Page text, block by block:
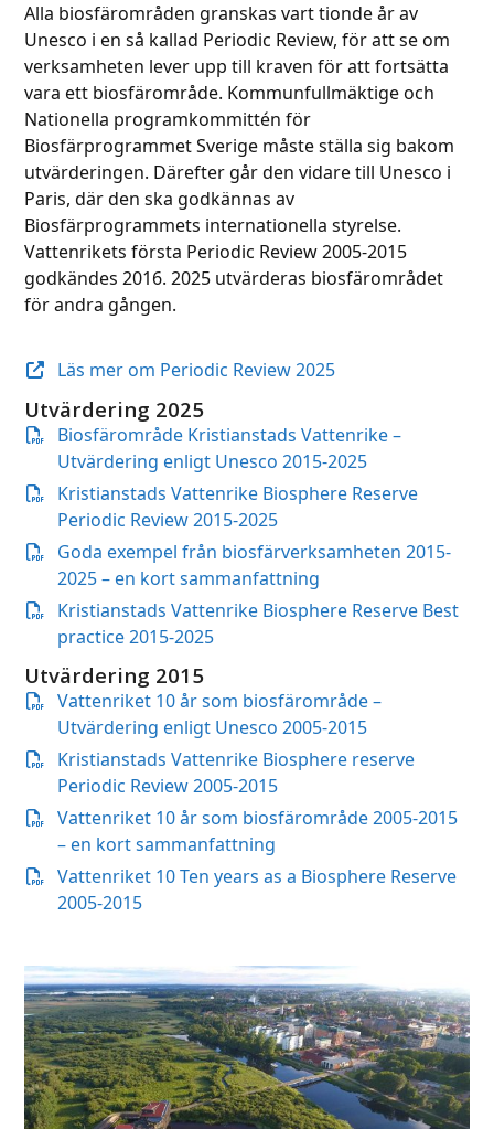
Alla biosfärområden granskas vart tionde år av
Unesco i en så kallad Periodic Review, för att se om
verksamheten lever upp till kraven för att fortsätta
vara ett biosfärområde. Kommunfullmäktige och
Nationella programkommittén för
Biosfärprogrammet Sverige måste ställa sig bakom
utvärderingen. Därefter går den vidare till Unesco i
Paris, där den ska godkännas av
Biosfärprogrammets internationella styrelse.
Vattenrikets första Periodic Review 2005-2015
godkändes 2016. 2025 utvärderas biosfärområdet
för andra gången.
Läs mer om Periodic Review 2025
Utvärdering 2025
Biosfärområde Kristianstads Vattenrike –
Utvärdering enligt Unesco 2015-2025
Kristianstads Vattenrike Biosphere Reserve
Periodic Review 2015-2025
Goda exempel från biosfärverksamheten 2015-
2025 – en kort sammanfattning
Kristianstads Vattenrike Biosphere Reserve Best
practice 2015-2025
Utvärdering 2015
Vattenriket 10 år som biosfärområde –
Utvärdering enligt Unesco 2005-2015
Kristianstads Vattenrike Biosphere reserve
Periodic Review 2005-2015
Vattenriket 10 år som biosfärområde 2005-2015
– en kort sammanfattning
Vattenriket 10 Ten years as a Biosphere Reserve
2005-2015